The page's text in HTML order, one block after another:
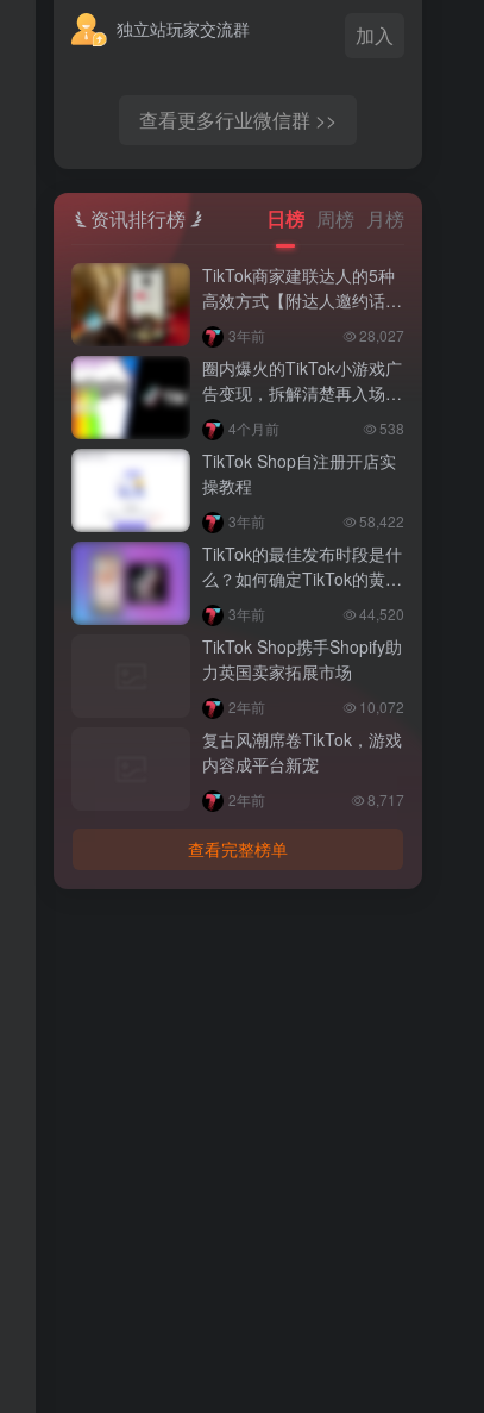
独立站玩家交流群 加入
查看更多行业微信群 >>
资讯排行榜 日榜 周榜 月榜
TikTok商家建联达人的5种
高效方式【附达人邀约话
术】 3年前 28,027
圈内爆火的TikTok小游戏广
告变现，拆解清楚再入场，
别盲目跟风
4个月前 538
TikTok Shop自注册开店实
操教程
3年前 58,422
TikTok的最佳发布时段是什
么？如何确定TikTok的黄金
发布时间？
3年前 44,520
TikTok Shop携手Shopify助
力英国卖家拓展市场
2年前 10,072
复古风潮席卷TikTok，游戏
内容成平台新宠
2年前 8,717
查看完整榜单